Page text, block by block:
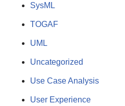
SysML
TOGAF
UML
Uncategorized
Use Case Analysis
User Experience